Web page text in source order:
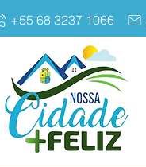
+55 68 3237 1066